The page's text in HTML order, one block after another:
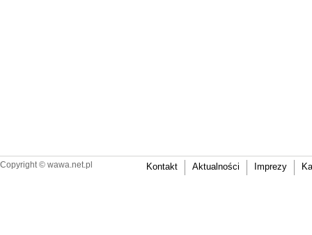
Copyright © wawa.net.pl Kontakt Aktualności Imprezy